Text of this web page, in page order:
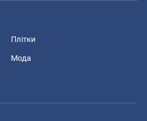
Плітки
Мода